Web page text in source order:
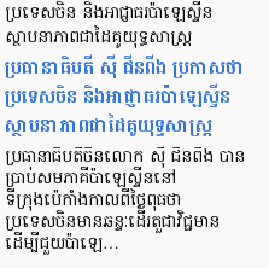
ប្រទេសចិន និងអាជ្ញាធរប៉ាឡេស្ទីន
ស្ថាបនាភាពជាដៃគូយុទ្ធសាស្ត្រ
ប្រធានាធិបតី ស៊ី ជីនពីង ប្រកាសថា
ប្រទេសចិន និងអាជ្ញាធរប៉ាឡេស្ទីន
ស្ថាបនាភាពជាដៃគូយុទ្ធសាស្ត្រ
ប្រធានាធិបតីចិនលោក ស៊ី ជីនពីង បាន
ប្រាប់សមភាគីប៉ាឡេស្ទីននៅ
ទីក្រុងប៉េកាំងកាលពីថ្ងៃពុធថា
ប្រទេសចិនមានឆន្ទៈដើរតួជាវិជ្ជមាន
ដើម្បីជួយប៉ាឡេ…